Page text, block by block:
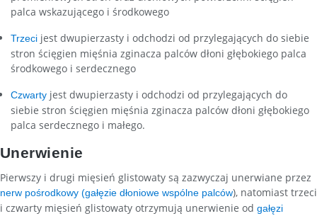
palca wskazującego i środkowego
Trzeci jest dwupierzasty i odchodzi od przylegających do siebie
stron ścięgien mięśnia zginacza palców dłoni głębokiego palca
środkowego i serdecznego
Czwarty jest dwupierzasty i odchodzi od przylegających do
siebie stron ścięgien mięśnia zginacza palców dłoni głębokiego
palca serdecznego i małego.
Unerwienie
Pierwszy i drugi mięsień glistowaty są zazwyczaj unerwiane przez
nerw pośrodkowy (gałęzie dłoniowe wspólne palców), natomiast trzeci
i czwarty mięsień glistowaty otrzymują unerwienie od gałęzi